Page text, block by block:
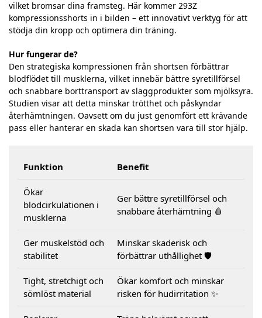
vilket bromsar dina framsteg. Här kommer 293Z
kompressionsshorts in i bilden – ett innovativt verktyg för att
stödja din kropp och optimera din träning.
Hur fungerar de?
Den strategiska kompressionen från shortsen förbättrar
blodflödet till musklerna, vilket innebär bättre syretillförsel
och snabbare borttransport av slaggprodukter som mjölksyra.
Studien visar att detta minskar trötthet och påskyndar
återhämtningen. Oavsett om du just genomfört ett krävande
pass eller hanterar en skada kan shortsen vara till stor hjälp.
Funktion Benefit
Ökar
blodcirkulationen i
musklerna
Ger bättre syretillförsel och
snabbare återhämtning 🩸
Ger muskelstöd och
stabilitet
Minskar skaderisk och
förbättrar uthållighet 🛡️
Tight, stretchigt och
sömlöst material
Ökar komfort och minskar
risken för hudirritation ✨